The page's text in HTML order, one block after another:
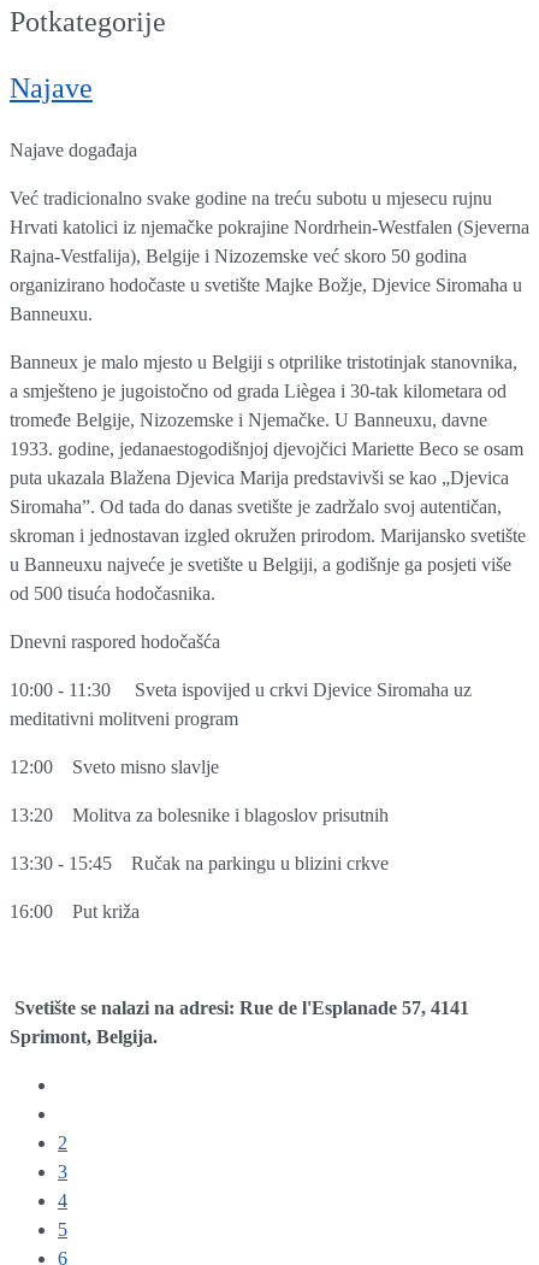
Potkategorije
Najave
Najave događaja
Već tradicionalno svake godine na treću subotu u mjesecu rujnu
Hrvati katolici iz njemačke pokrajine Nordrhein-Westfalen (Sjeverna
Rajna-Vestfalija), Belgije i Nizozemske već skoro 50 godina
organizirano hodočaste u svetište Majke Božje, Djevice Siromaha u
Banneuxu.​
Banneux je malo mjesto u Belgiji s otprilike tristotinjak stanovnika,
a smješteno je jugoistočno od grada Liègea i 30-tak kilometara od
tromeđe Belgije, Nizozemske i Njemačke. U Banneuxu, davne
1933. godine, jedanaestogodišnjoj djevojčici Mariette Beco se osam
puta ukazala Blažena Djevica Marija predstavivši se kao „Djevica
Siromaha”. Od tada do danas svetište je zadržalo svoj autentičan,
skroman i jednostavan izgled okružen prirodom. Marijansko svetište
u Banneuxu najveće je svetište u Belgiji, a godišnje ga posjeti više
od 500 tisuća hodočasnika.
Dnevni raspored hodočašća
10:00 - 11:30
Sveta ispovijed u crkvi Djevice Siromaha uz
meditativni molitveni program
12:00 Sveto misno slavlje
13:20 Molitva za bolesnike i blagoslov prisutnih
13:30 - 15:45 Ručak na parkingu u blizini crkve
16:00 Put križa
Svetište se nalazi na adresi: Rue de l'Esplanade 57, 4141
Sprimont, Belgija.
2
3
4
5
6